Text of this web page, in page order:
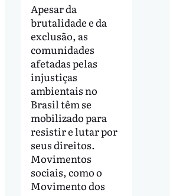
Apesar da
brutalidade e da
exclusão, as
comunidades
afetadas pelas
injustiças
ambientais no
Brasil têm se
mobilizado para
resistir e lutar por
seus direitos.
Movimentos
sociais, como o
Movimento dos